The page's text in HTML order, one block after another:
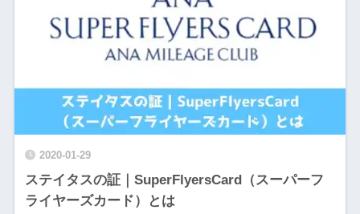
2020-01-29
ステイタスの証｜SuperFlyersCard（スーパーフ
ライヤーズカード）とは